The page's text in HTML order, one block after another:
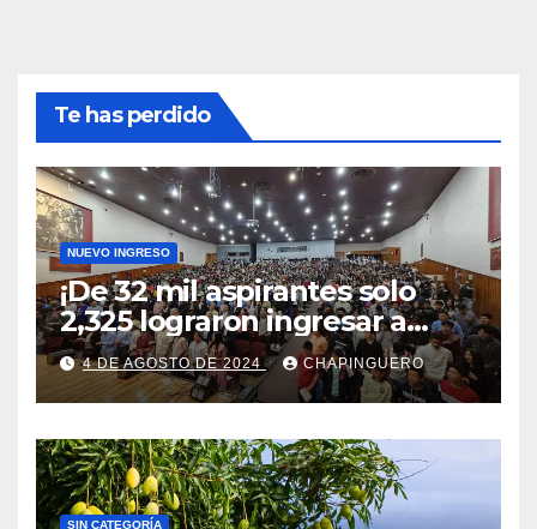
Te has perdido
NUEVO INGRESO
¡De 32 mil aspirantes solo
2,325 lograron ingresar a
Chapingo!
4 DE AGOSTO DE 2024 CHAPINGUERO
SIN CATEGORÍA